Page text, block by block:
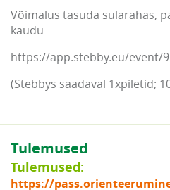
Võimalus tasuda sularahas,
kaudu
https://app.stebby.eu/event/
(Stebbys saadaval 1xpiletid;
Tulemused
Tulemused:
https://